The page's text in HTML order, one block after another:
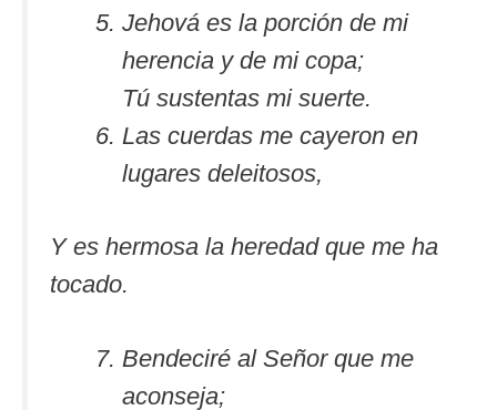
Jehová es la porción de mi
herencia y de mi copa;
Tú sustentas mi suerte.
Las cuerdas me cayeron en
lugares deleitosos,
Y es hermosa la heredad que me ha
tocado.
Bendeciré al Señor que me
aconseja;